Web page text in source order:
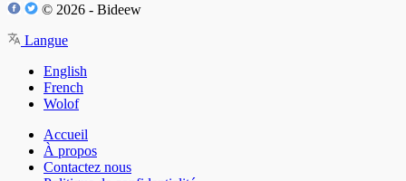
© 2026 - Bideew
Langue
English
French
Wolof
Accueil
À propos
Contactez nous